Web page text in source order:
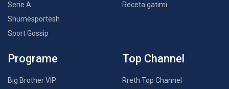
Serie A
Shumësportësh
Sport Gossip
Receta gatimi
Programe
Big Brother VIP
Top Channel
Rreth Top Channel